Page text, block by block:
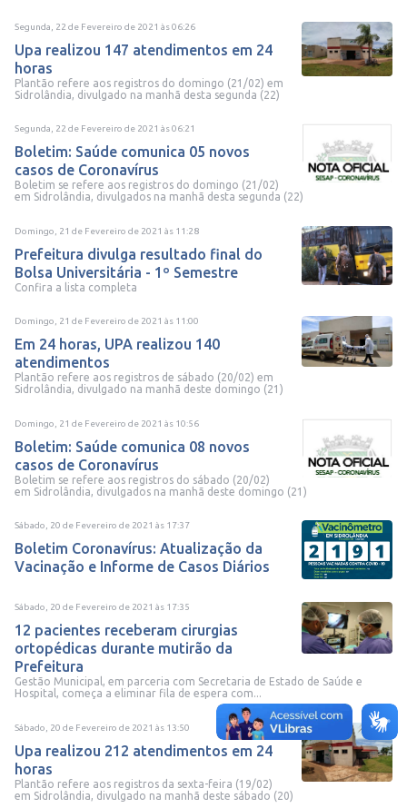
Segunda, 22 de Fevereiro de 2021 às06:26
Upa realizou 147 atendimentos em 24
horas
Plantão refere aos registros do domingo (21/02) em
Sidrolândia, divulgado na manhã desta segunda (22)
Segunda, 22 de Fevereiro de 2021 às06:21
Boletim: Saúde comunica 05 novos
casos de Coronavírus
Boletim se refere aos registros do domingo (21/02)
em Sidrolândia, divulgados na manhã desta segunda (22)
Domingo, 21 de Fevereiro de 2021 às 11:28
Prefeitura divulga resultado final do
Bolsa Universitária - 1º Semestre
Confira a lista completa
Domingo, 21 de Fevereiro de 2021 às 11:00
Em 24 horas, UPA realizou 140
atendimentos
Plantão refere aos registros de sábado (20/02) em
Sidrolândia, divulgado na manhã deste domingo (21)
Domingo, 21 de Fevereiro de 2021 às 10:56
Boletim: Saúde comunica 08 novos
casos de Coronavírus
Boletim se refere aos registros do sábado (20/02)
em Sidrolândia, divulgados na manhã deste domingo (21)
Sábado, 20 de Fevereiro de 2021 às 17:37
Boletim Coronavírus: Atualização da
Vacinação e Informe de Casos Diários
Sábado, 20 de Fevereiro de 2021 às 17:35
12 pacientes receberam cirurgias
ortopédicas durante mutirão da
Prefeitura
Gestão Municipal, em parceria com Secretaria de Estado de Saúde e
Hospital, começa a eliminar fila de espera com...
Sábado, 20 de Fevereiro de 2021 às 13:50
Upa realizou 212 atendimentos em 24
horas
Plantão refere aos registros da sexta-feira (19/02)
em Sidrolândia, divulgado na manhã deste sábado (20)